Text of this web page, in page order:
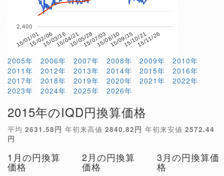
15/01/0115/02/0615/03/1615/04/2115/05/2815/07/0315/08/1015/09/1515/10/2115/11/26
2,400
2005年 2006年 2007年 2008年 2009年
2010年
2011年
2012年 2013年 2014年 2015年
2016年
2017年
2018年 2019年 2020年 2021年
2022年
2023年
2024年 2025年 2026年
2015年のIQD円換算価格
平均 2631.58円 年初来高値 2840.82円 年初来安値 2572.44
円
1月の円換算
価格
2月の円換算
価格
3月の円換算価
格